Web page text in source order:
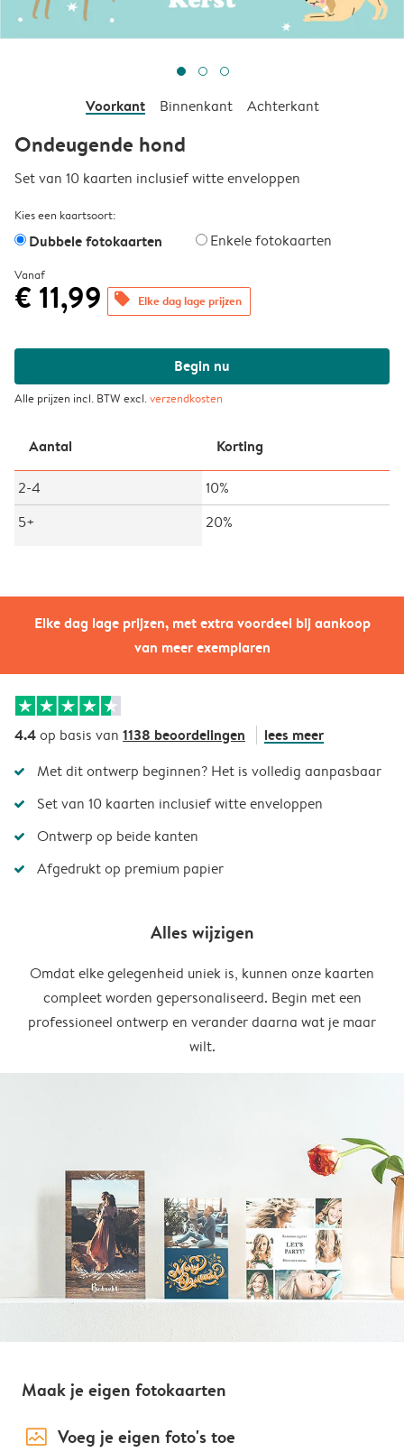
Elke dag lage prijzen, met extra voordeel bij aankoop
van meer exemplaren
Voorkant Binnenkant Achterkant
Ondeugende hond
Set van 10 kaarten inclusief witte enveloppen
Kies een kaartsoort:
Dubbele fotokaarten Enkele fotokaarten
Vanaf
€ 11,99 offers Elke dag lage prijzen
Begin nu
Alle prijzen incl. BTW excl.verzendkosten
Aantal Korting
2-4
10%
5+
20%
4.4op basis van 1138 beoordelingen lees meer
Met dit ontwerp beginnen? Het is volledig aanpasbaar
Set van 10 kaarten inclusief witte enveloppen
Ontwerp op beide kanten
Afgedrukt op premium papier
Alles wijzigen
Omdat elke gelegenheid uniek is, kunnen onze kaarten
compleet worden gepersonaliseerd. Begin met een
professioneel ontwerp en verander daarna wat je maar
wilt.
Maak je eigen fotokaarten
image_placeholder Voeg je eigen foto's toe